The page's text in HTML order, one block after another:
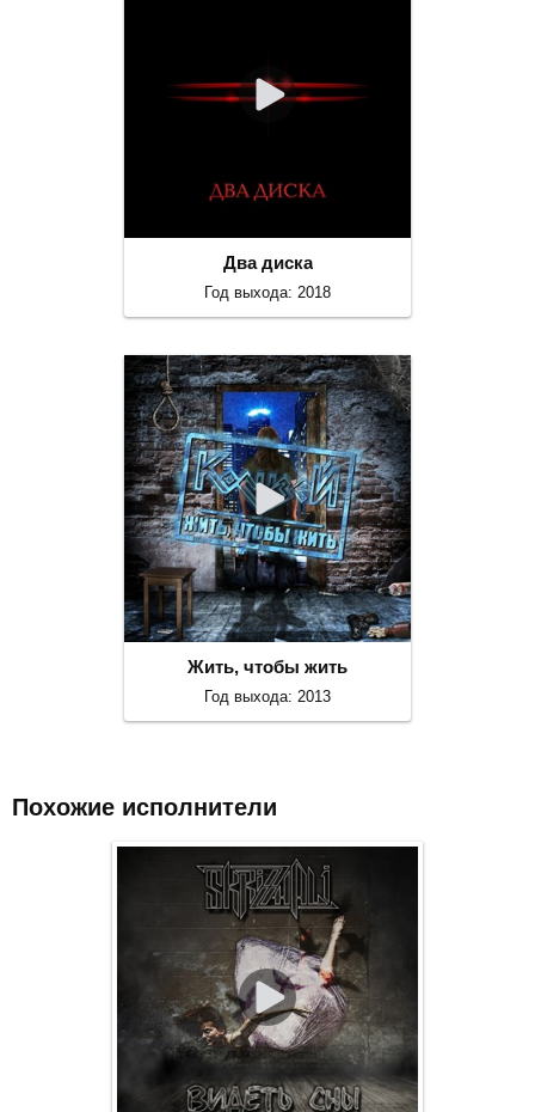
Два диска
Год выхода: 2018
Жить, чтобы жить
Год выхода: 2013
Похожие исполнители